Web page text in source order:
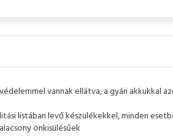
vannak ellátva, a gyári akkukkal
listában levő készülékekkel, minden
önkisülésűek